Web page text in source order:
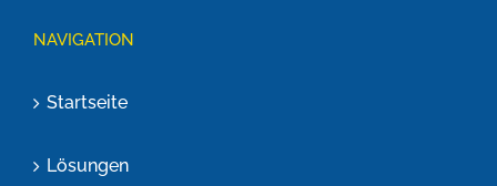
NAVIGATION
Startseite
Lösungen